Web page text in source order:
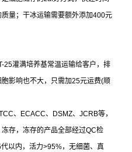
量；干冰运输需要额外添加400元
25灌满培养基常温运输给客户，排
影响也不大，只需加25元运费(顺
、 ECACC、 DSMZ、 JCRB等，
存，冻存的产品全部经过QC检
代以内，活力>95%，无细菌、真